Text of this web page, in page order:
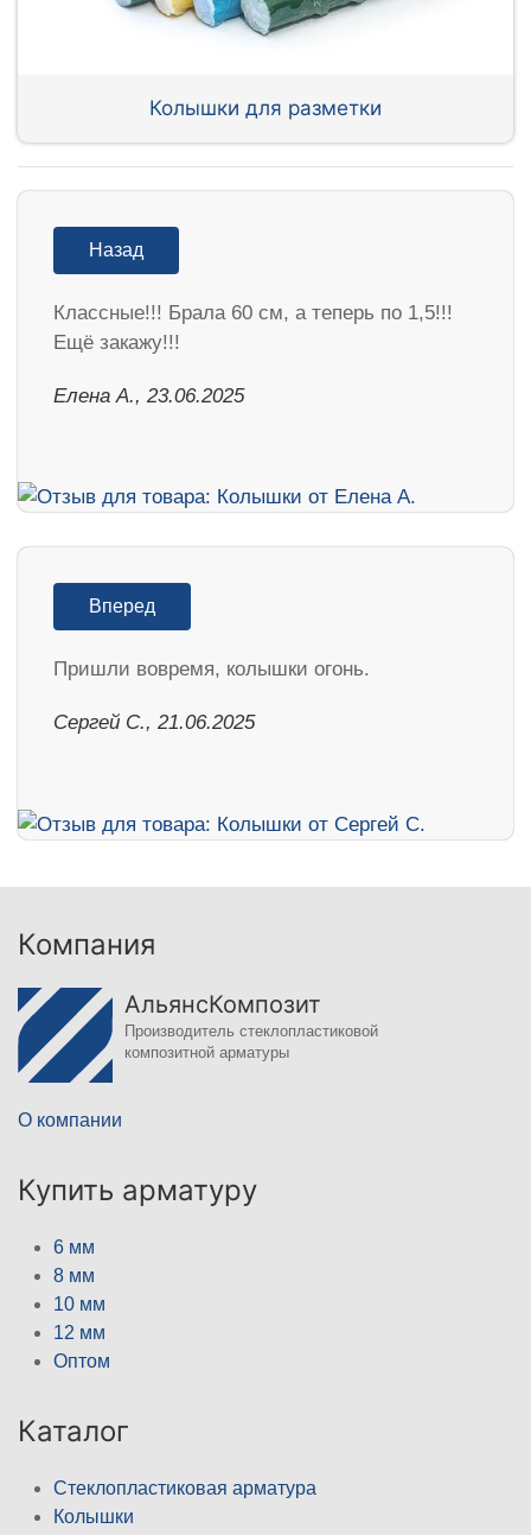
Колышки для разметки
Назад
Классные!!! Брала 60 см, а теперь по 1,5!!!
Ещё закажу!!!
Елена А., 23.06.2025
Вперед
Пришли вовремя, колышки огонь.
Сергей С., 21.06.2025
Компания
АльянсКомпозит
Производитель стеклопластиковой
композитной арматуры
О компании
Купить арматуру
6 мм
8 мм
10 мм
12 мм
Оптом
Каталог
Стеклопластиковая арматура
Колышки